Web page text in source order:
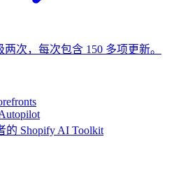
两次，每次包含 150 多项更新。
的 Shopify AI Toolkit